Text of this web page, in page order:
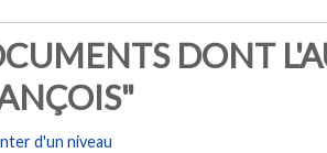
DONT
d'un niveau